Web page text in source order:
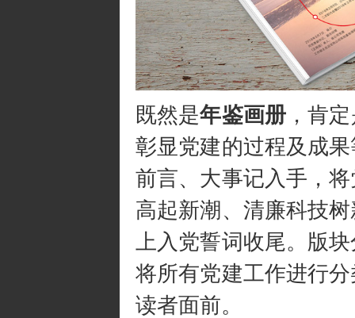
既然是年鉴画册 ，肯
彰显党建的过程及成
前言、大事记入手，
高起新潮、清廉科技
上入党誓词收尾。版
将所有党建工作进行
读者面前。